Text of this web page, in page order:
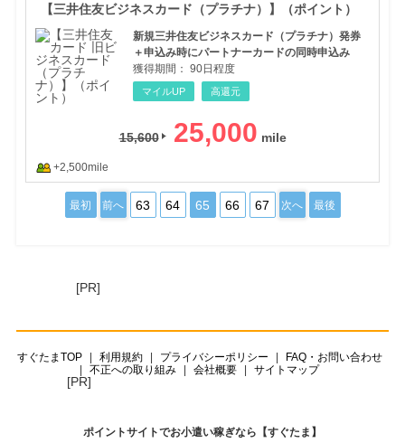
【三井住友ビジネスカード（プラチナ）】（ポイント）
新規三井住友ビジネスカード（プラチナ）発券
＋申込み時にパートナーカードの同時申込み
獲得期間： 90日程度
マイルUP 高還元
15,600 25,000
+2,500mile
最初 前へ 63 64 65 66 67 次へ 最後
[PR]
すぐたまTOP 利用規約 プライバシーポリシー
FAQ・お問い合わせ
不正への取り組み
会社概要 サイトマップ
[PR]
ポイントサイトでお小遣い稼ぎなら【すぐたま】